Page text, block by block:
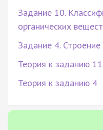
Задание 10.
органических
Задание 4.
Теория к заданию 11
Теория к заданию 4